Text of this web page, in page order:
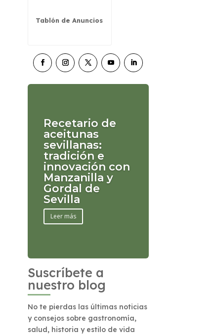
Tablón de Anuncios
Recetario de
aceitunas
sevillanas:
tradición e
innovación con
Manzanilla y
Gordal de
Sevilla
Leer más
Suscríbete a
nuestro blog
No te pierdas las últimas noticias
y consejos sobre gastronomía,
salud, historia y estilo de vida